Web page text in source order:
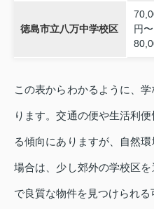
徳島市立八万中学校区
円〜
この表からわかるように、
ります。交通の便や生活利
る傾向にありますが、自然
場合は、少し郊外の学校区
で良質な物件を見つけられる